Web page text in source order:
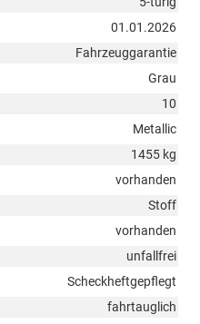
01.01.2026
Fahrzeuggarantie
Grau
10
Metallic
1455 kg
vorhanden
Stoff
vorhanden
unfallfrei
Scheckheftgepflegt
fahrtauglich